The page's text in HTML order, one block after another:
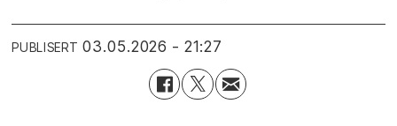
PUBLISERT 03.05.2026 - 21:27